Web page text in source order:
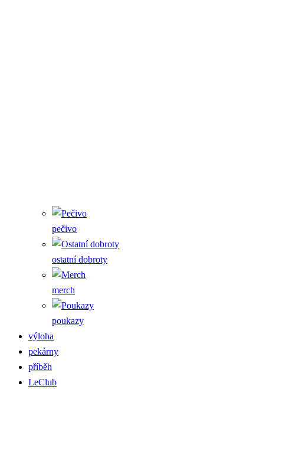
pečivo
ostatní dobroty
merch
poukazy
výloha
pekárny
příběh
LeClub